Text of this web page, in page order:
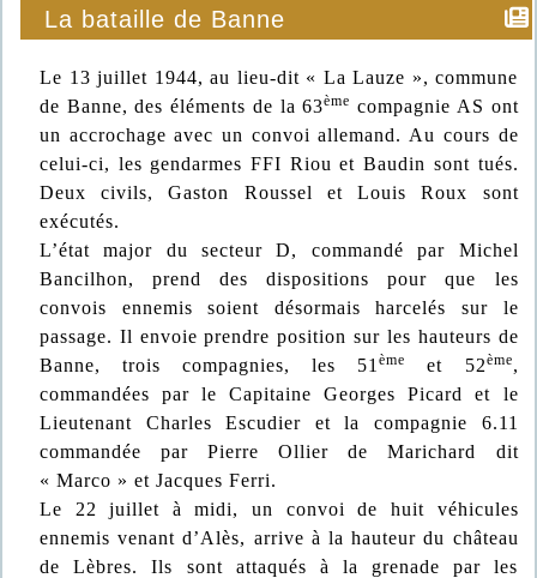
La bataille de Banne
Le 13 juillet 1944, au lieu-dit « La Lauze », commune
de Banne, des éléments de la 63ème compagnie AS ont
un accrochage avec un convoi allemand. Au cours de
celui-ci, les gendarmes FFI Riou et Baudin sont tués.
Deux civils, Gaston Roussel et Louis Roux sont
exécutés.
L’état major du secteur D, commandé par Michel
Bancilhon, prend des dispositions pour que les
convois ennemis soient désormais harcelés sur le
passage. Il envoie prendre position sur les hauteurs de
Banne, trois compagnies, les 51ème et 52ème,
commandées par le Capitaine Georges Picard et le
Lieutenant Charles Escudier et la compagnie 6.11
commandée par Pierre Ollier de Marichard dit
« Marco » et Jacques Ferri.
Le 22 juillet à midi, un convoi de huit véhicules
ennemis venant d’Alès, arrive à la hauteur du château
de Lèbres. Ils sont attaqués à la grenade par les